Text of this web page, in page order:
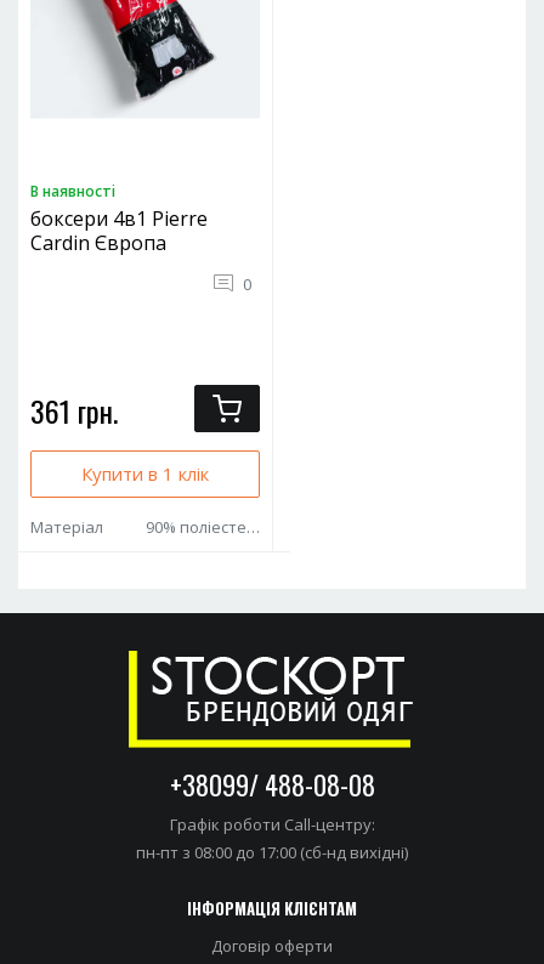
В наявностi
боксери 4в1 Pierre
Cardin Європа
0
361 грн.
Купити в 1 клік
Матеріал 90% поліестер 10% еластан
+38099/ 488-08-08
Графік роботи Call-центру:
пн-пт з 08:00 до 17:00 (сб-нд вихідні)
ІНФОРМАЦІЯ КЛІЄНТАМ
Договір оферти